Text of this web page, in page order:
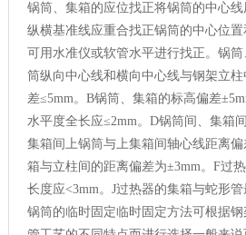
锅筒、集箱的应位找正将锅筒的中心
纵横基准线应重合找正锅筒的中心位
可用水准仪或软管水平进行找正。锅
筒纵向中心线和横向中心线与钢架立
差≤5mm。B锅筒、集箱的标高偏差
水平度全长应≤2mm。D锅筒间、集箱
集箱间上锅筒与上集箱间轴心线距离
箱与立柱间的距离偏差为±3mm。F过
长度应<3mm。J过热器的集箱与蛇形管
锅筒的临时固定临时固定方法可根据